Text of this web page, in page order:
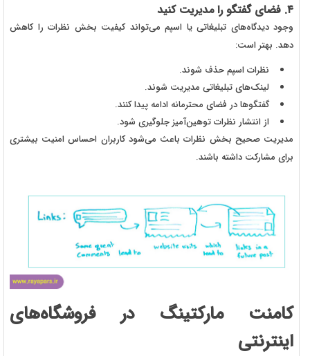
۴. فضای گفتگو را مدیریت کنید
وجود دیدگاه‌های تبلیغاتی یا اسپم می‌تواند کیفیت بخش نظرات را کاهش
دهد. بهتر است:
نظرات اسپم حذف شوند.
لینک‌های تبلیغاتی مدیریت شوند.
گفتگوها در فضای محترمانه ادامه پیدا کنند.
از انتشار نظرات توهین‌آمیز جلوگیری شود.
مدیریت صحیح بخش نظرات باعث می‌شود کاربران احساس امنیت بیشتری
برای مشارکت داشته باشند.
کامنت مارکتینگ در فروشگاه‌های
اینترنتی